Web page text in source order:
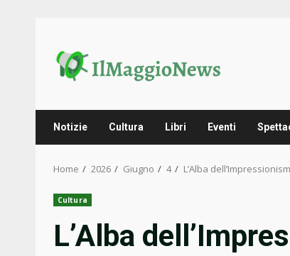
content
Notizie Cultura Libri Eventi
Home 2026 Giugno 4 L’Alba
Cultura
L’Alba